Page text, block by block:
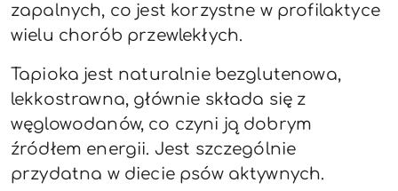
zapalnych, co jest korzystne w profilaktyce
wielu chorób przewlekłych.
Tapioka jest naturalnie bezglutenowa,
lekkostrawna, głównie składa się z
węglowodanów, co czyni ją dobrym
źródłem energii. Jest szczególnie
przydatna w diecie psów aktywnych.